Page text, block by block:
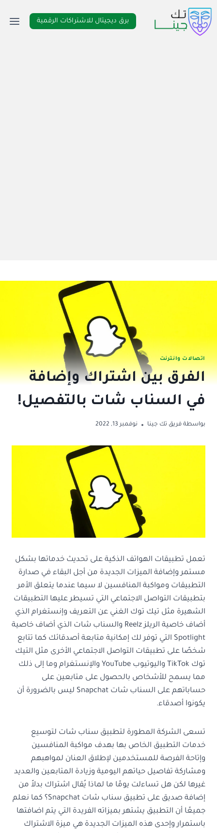
التجاوز
إلى
المحتوى
برق ديجيتال للاشتراكات الرقمية
اتصالات وانترنت
الفرق بين اشتراك وإضافة
في السناب شات بالتفصيل!
بواسطة فريق تك جينا نوفمبر 13, 2022
تعمل تطبيقات الهواتف الذكية على تحديث خدماتها بشكل
مستمر وإضافة الميزات الجديدة من أجل البقاء في صدارة
التطبيقات ومواكبة المنافسين لا سيما عندما يتعلق الأمر
بتطبيقات التواصل الاجتماعي التي تسيطر عليها التطبيقات
الشهيرة مثل تيك توك الغني عن التعريف وإنستغرام الذي
أضاف خاصية الريلز Reelz والسناب شات الذي أضاف خاصية
Spotlight التي توفر لك إمكانية متابعة أصدقائك كما تتابع
شخصًا على تطبيقات التواصل الاجتماعي الأخرى مثل التيك
توك TikTok واليوتيوب YouTube والإنستغرام وما إلى ذلك
مما يسمح للأشخاص بالحصول على متابعين على
حساباتهم على السناب شات Snapchat ليس بالضرورة أن
يكونوا أصدقاء.
تسعى الشركة المطورة لتطبيق سناب شات لتوسيع
خدمات التطبيق الخاص بها بهدف مواكبة المنافسين
وإتاحة الفرصة للمستخدمين لإطلاق العنان لمواهبهم
ومشاركة تفاصيل حياتهم اليومية وزيادة المتابعين والعديد
غيرها لكن هل تساءلت يومًا ما لماذا يُقال اشتراك بدلاً من
إضافة صديق على تطبيق سناب شات Snapchat؟ كما نعلم
جميعًا أن التطبيق يشتهر بميزاته الفريدة التي يتم اضافتها
باستمرار وإحدى هذه الميزات الجديدة هي ميزة الاشتراك